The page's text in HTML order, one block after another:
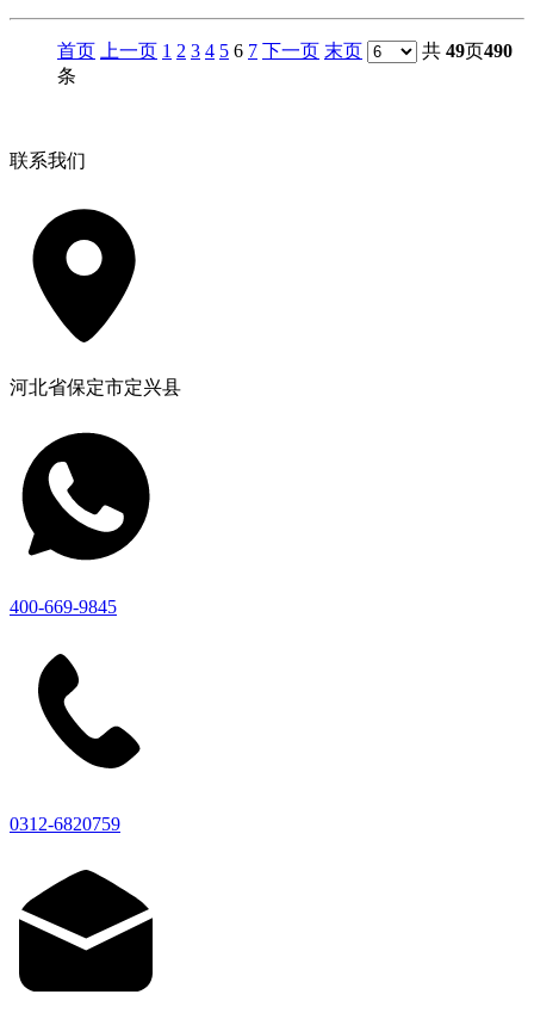
首页 上一页 1 2 3 4 5 6 7 下一页 末页 共 49页490
条
联系我们
河北省保定市定兴县
400-669-9845
0312-6820759